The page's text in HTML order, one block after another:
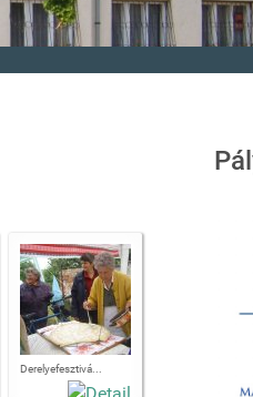
Derelyefesztivá...